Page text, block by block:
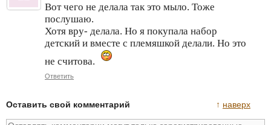
Вот чего не делала так это мыло. Тоже
послушаю.
Хотя вру- делала. Но я покупала набор
детский и вместе с племяшкой делали. Но это
не считова.
Ответить
↑ наверх
Оставить свой комментарий